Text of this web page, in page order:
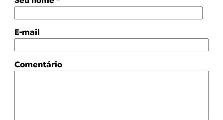
E-mail
Comentário